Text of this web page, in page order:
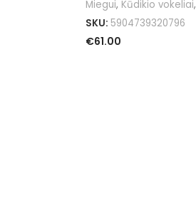
Miegui, Kūdikio vokeliai,
SKU: 5904739320796
€61.00